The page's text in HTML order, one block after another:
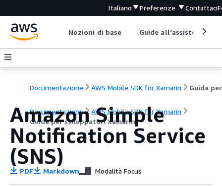
Italiano Preferenze Contattaci
Nozioni di base Guide all'assistenza
Documentazione AWS Mobile SDK for Xamarin
Documentazione
AWS Mobile SDK for Xamarin
Guida per sviluppatori Xamarin
Amazon Simple
Notification Service
(SNS)
PDF Markdown Modalità Focus